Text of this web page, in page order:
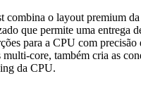
combina o layout premium
que permite uma entrega
para a CPU com precisão
core, também cria as
da CPU.